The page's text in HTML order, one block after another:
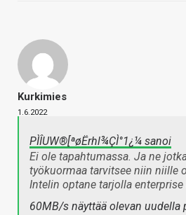
Kurkimies
1.6.2022
PÌÎUW®[ªøËrhl¾ÇÌ°1¿¼ sanoi
Ei ole tapahtumassa. Ja ne
työkuormaa tarvitsee niin niille
Intelin optane tarjolla enterprise
60MB/s näyttää olevan